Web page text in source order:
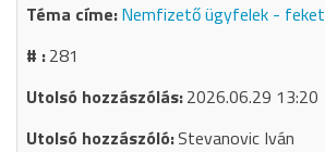
Nemfizető ügyfelek -
281
2026.06.29 13:20
Stevanovic Iván